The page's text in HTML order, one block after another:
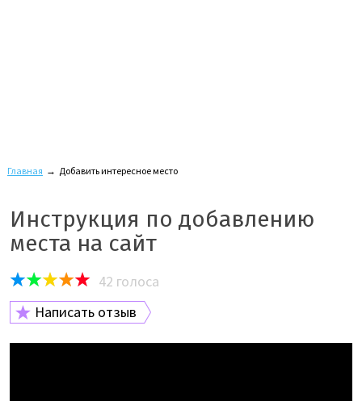
Главная → Добавить интересное место
Инструкция по добавлению
места на сайт
42 голоса
Написать отзыв